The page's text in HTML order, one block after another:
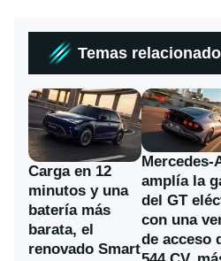
Temas
Carga en 12
minutos y una
batería más
barata, el
renovado Smart
Mercedes-
amplía la
del GT
con una
de acceso